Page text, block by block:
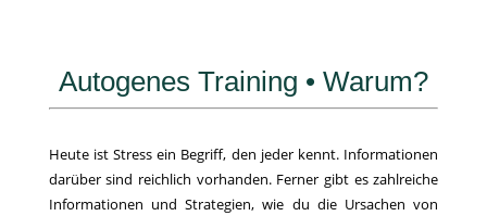
Autogenes Training • Warum?
Heute ist Stress ein Begriff, den jeder kennt. Informationen
darüber sind reichlich vorhanden. Ferner gibt es zahlreiche
Informationen und Strategien, wie du die Ursachen von